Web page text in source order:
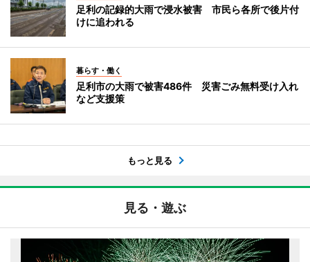
足利の記録的大雨で浸水被害 市民ら各所で後片付
けに追われる
暮らす・働く
足利市の大雨で被害486件 災害ごみ無料受け入れ
など支援策
もっと見る
見る・遊ぶ